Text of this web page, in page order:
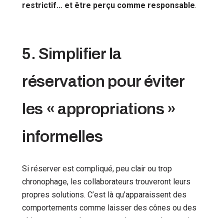
restrictif… et être perçu comme responsable.
5. Simplifier la
réservation pour éviter
les « appropriations »
informelles
Si réserver est compliqué, peu clair ou trop
chronophage, les collaborateurs trouveront leurs
propres solutions. C’est là qu’apparaissent des
comportements comme laisser des cônes ou des